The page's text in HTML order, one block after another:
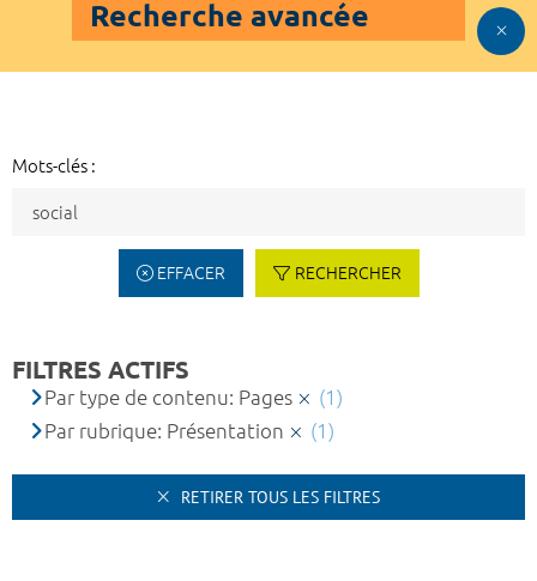
Recherche avancée
Mots-clés :
EFFACER RECHERCHER
FILTRES ACTIFS
Par type de contenu: Pages
(1)
Par rubrique: Présentation
(1)
RETIRER TOUS LES FILTRES